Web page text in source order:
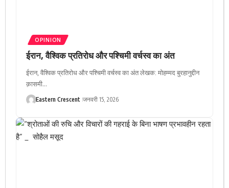
OPINION
ईरान, वैश्विक प्रतिरोध और पश्चिमी वर्चस्व का अंत
ईरान, वैश्विक प्रतिरोध और पश्चिमी वर्चस्व का अंत लेखक: मोहम्मद बुरहानुद्दीन
क़ासमी…
Eastern Crescent जनवरी 15, 2026